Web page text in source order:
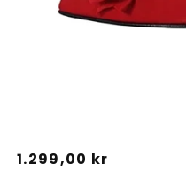
1
Normalpris
1.299,00 kr